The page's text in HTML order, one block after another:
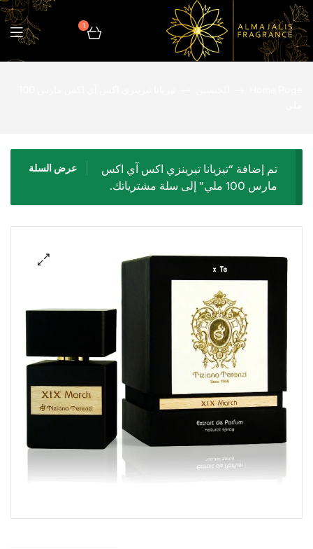
1
عرض السلة
تم إضافة “تيزيانا تيرينزي اكس آي اكس
مارس 100 ملي” إلى سلة مشترياتك.